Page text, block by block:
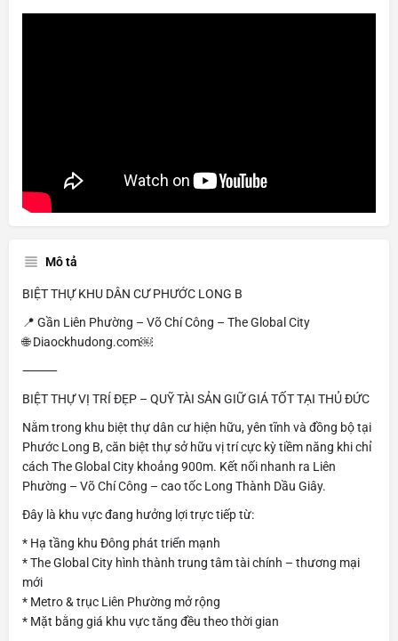
Mô tả
BIỆT THỰ KHU DÂN CƯ PHƯỚC LONG B
📍 Gần Liên Phường – Võ Chí Công – The Global City
🌐 Diaockhudong.com￼
⸻
BIỆT THỰ VỊ TRÍ ĐẸP – QUỸ TÀI SẢN GIỮ GIÁ TỐT TẠI THỦ ĐỨC
Nằm trong khu biệt thự dân cư hiện hữu, yên tĩnh và đồng bộ tại
Phước Long B, căn biệt thự sở hữu vị trí cực kỳ tiềm năng khi chỉ
cách The Global City khoảng 900m. Kết nối nhanh ra Liên
Phường – Võ Chí Công – cao tốc Long Thành Dầu Giây.
Đây là khu vực đang hưởng lợi trực tiếp từ:
* Hạ tầng khu Đông phát triển mạnh
* The Global City hình thành trung tâm tài chính – thương mại
mới
* Metro & trục Liên Phường mở rộng
* Mặt bằng giá khu vực tăng đều theo thời gian